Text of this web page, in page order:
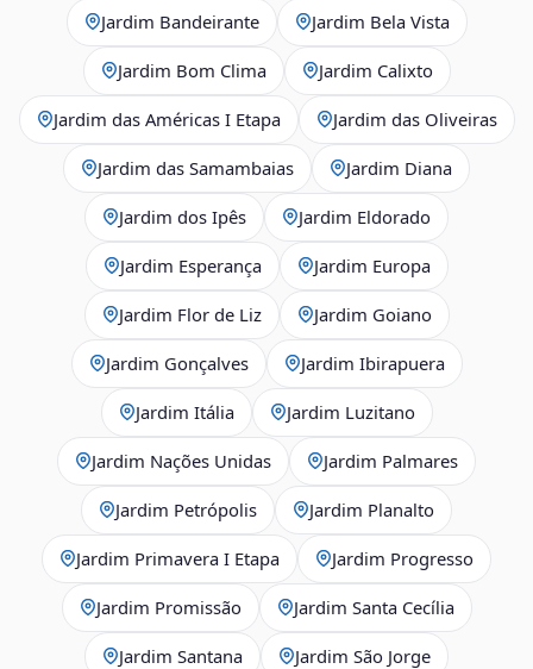
Jardim Bandeirante Jardim Bela Vista
Jardim Bom Clima Jardim Calixto
Jardim das Américas I Etapa Jardim das Oliveiras
Jardim das Samambaias Jardim Diana
Jardim dos Ipês Jardim Eldorado
Jardim Esperança Jardim Europa
Jardim Flor de Liz Jardim Goiano
Jardim Gonçalves Jardim Ibirapuera
Jardim Itália Jardim Luzitano
Jardim Nações Unidas Jardim Palmares
Jardim Petrópolis Jardim Planalto
Jardim Primavera I Etapa Jardim Progresso
Jardim Promissão Jardim Santa Cecília
Jardim Santana Jardim São Jorge